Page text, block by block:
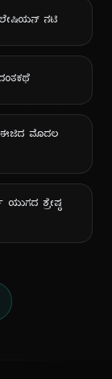
ನಟಿ
ಈಜಿದ ಮೊದಲ
ಶ್ರೇಷ್ಠ